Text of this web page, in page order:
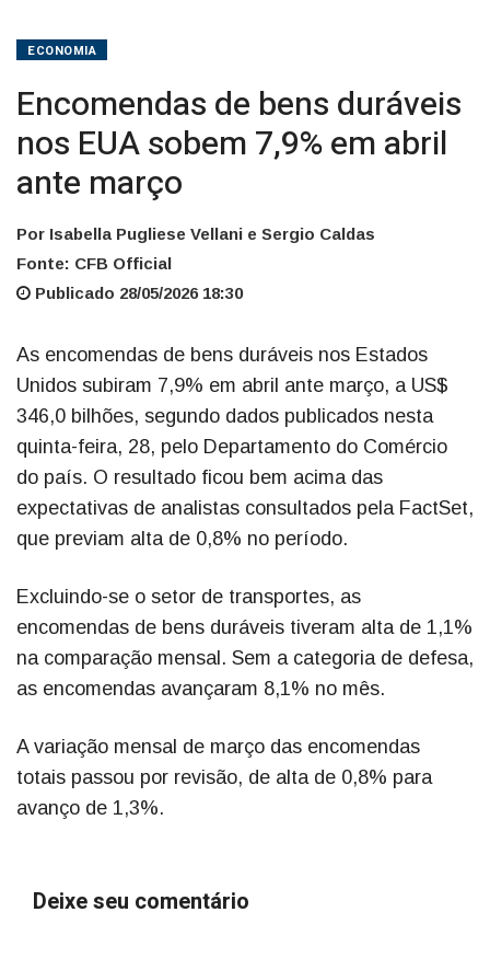
ECONOMIA
Encomendas de bens duráveis
nos EUA sobem 7,9% em abril
ante março
Por Isabella Pugliese Vellani e Sergio Caldas
Fonte: CFB Official
Publicado 28/05/2026 18:30
As encomendas de bens duráveis nos Estados
Unidos subiram 7,9% em abril ante março, a US$
346,0 bilhões, segundo dados publicados nesta
quinta-feira, 28, pelo Departamento do Comércio
do país. O resultado ficou bem acima das
expectativas de analistas consultados pela FactSet,
que previam alta de 0,8% no período.
Excluindo-se o setor de transportes, as
encomendas de bens duráveis tiveram alta de 1,1%
na comparação mensal. Sem a categoria de defesa,
as encomendas avançaram 8,1% no mês.
A variação mensal de março das encomendas
totais passou por revisão, de alta de 0,8% para
avanço de 1,3%.
Deixe seu comentário